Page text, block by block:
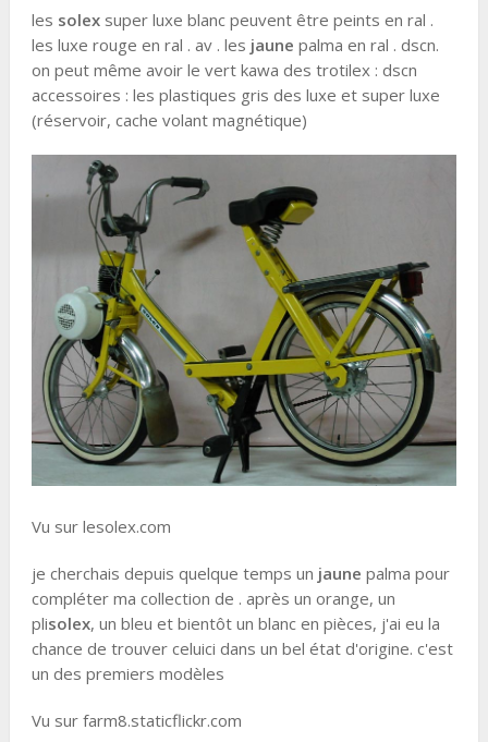
les solexsuper luxe blanc peuvent être peints en ral .
les luxe rouge en ral . av . les jaune palma en ral . dscn.
on peut même avoir le vert kawa des trotilex : dscn
accessoires : les plastiques gris des luxe et super luxe
(réservoir, cache volant magnétique)
Vu sur lesolex.com
je cherchais depuis quelque temps un jaune palma pour
compléter ma collection de . après un orange, un
plisolex, un bleu et bientôt un blanc en pièces, j'ai eu la
chance de trouver celuici dans un bel état d'origine. c'est
un des premiers modèles
Vu sur farm8.staticflickr.com